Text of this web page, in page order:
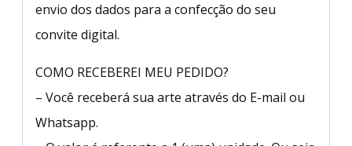
envio dos dados para a confecção do seu
convite digital.
COMO RECEBEREI MEU PEDIDO?
– Você receberá sua arte através do E-mail ou
Whatsapp.